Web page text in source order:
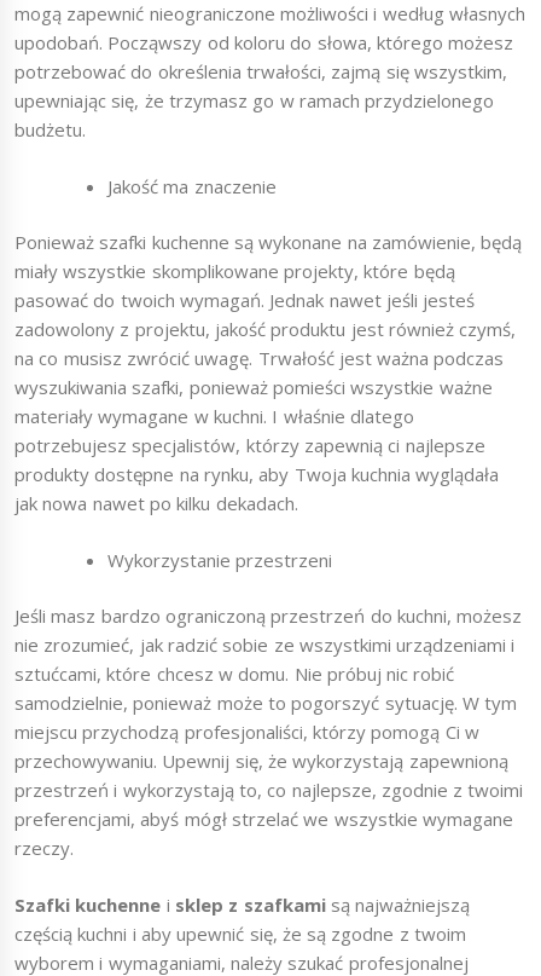
mogą zapewnić nieograniczone możliwości i według własnych
upodobań. Począwszy od koloru do słowa, którego możesz
potrzebować do określenia trwałości, zajmą się wszystkim,
upewniając się, że trzymasz go w ramach przydzielonego
budżetu.
Jakość ma znaczenie
Ponieważ szafki kuchenne są wykonane na zamówienie, będą
miały wszystkie skomplikowane projekty, które będą
pasować do twoich wymagań. Jednak nawet jeśli jesteś
zadowolony z projektu, jakość produktu jest również czymś,
na co musisz zwrócić uwagę. Trwałość jest ważna podczas
wyszukiwania szafki, ponieważ pomieści wszystkie ważne
materiały wymagane w kuchni. I właśnie dlatego
potrzebujesz specjalistów, którzy zapewnią ci najlepsze
produkty dostępne na rynku, aby Twoja kuchnia wyglądała
jak nowa nawet po kilku dekadach.
Wykorzystanie przestrzeni
Jeśli masz bardzo ograniczoną przestrzeń do kuchni, możesz
nie zrozumieć, jak radzić sobie ze wszystkimi urządzeniami i
sztućcami, które chcesz w domu. Nie próbuj nic robić
samodzielnie, ponieważ może to pogorszyć sytuację. W tym
miejscu przychodzą profesjonaliści, którzy pomogą Ci w
przechowywaniu. Upewnij się, że wykorzystają zapewnioną
przestrzeń i wykorzystają to, co najlepsze, zgodnie z twoimi
preferencjami, abyś mógł strzelać we wszystkie wymagane
rzeczy.
Szafki kuchenne i sklep z szafkamisą najważniejszą
częścią kuchni i aby upewnić się, że są zgodne z twoim
wyborem i wymaganiami, należy szukać profesjonalnej